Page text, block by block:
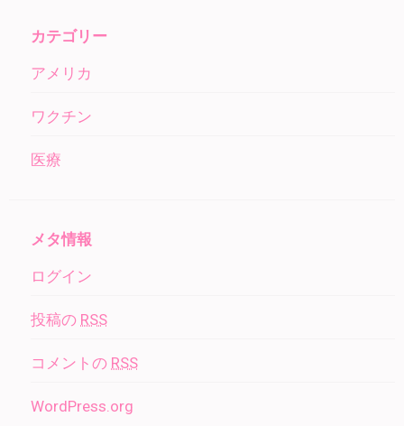
カテゴリー
アメリカ
ワクチン
医療
メタ情報
ログイン
投稿の RSS
コメントの RSS
WordPress.org